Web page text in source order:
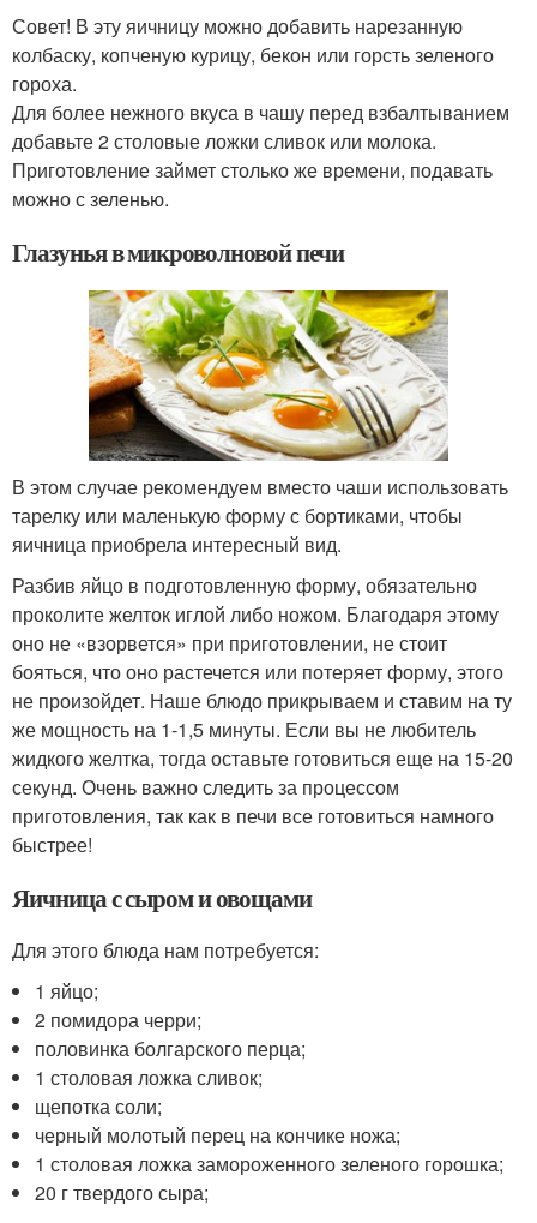
Совет! В эту яичницу можно добавить нарезанную
колбаску, копченую курицу, бекон или горсть зеленого
гороха.
Для более нежного вкуса в чашу перед взбалтыванием
добавьте 2 столовые ложки сливок или молока.
Приготовление займет столько же времени, подавать
можно с зеленью.
Глазунья в микроволновой печи
В этом случае рекомендуем вместо чаши использовать
тарелку или маленькую форму с бортиками, чтобы
яичница приобрела интересный вид.
Разбив яйцо в подготовленную форму, обязательно
проколите желток иглой либо ножом. Благодаря этому
оно не «взорвется» при приготовлении, не стоит
бояться, что оно растечется или потеряет форму, этого
не произойдет. Наше блюдо прикрываем и ставим на ту
же мощность на 1-1,5 минуты. Если вы не любитель
жидкого желтка, тогда оставьте готовиться еще на 15-20
секунд. Очень важно следить за процессом
приготовления, так как в печи все готовиться намного
быстрее!
Яичница с сыром и овощами
Для этого блюда нам потребуется:
1 яйцо;
2 помидора черри;
половинка болгарского перца;
1 столовая ложка сливок;
щепотка соли;
черный молотый перец на кончике ножа;
1 столовая ложка замороженного зеленого горошка;
20 г твердого сыра;